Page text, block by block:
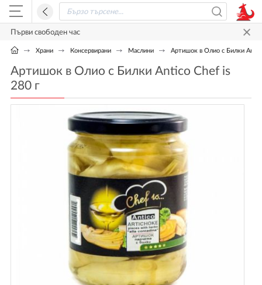
Първи свободен час
Храни Консервирани Маслини Артишок в Олио с Билки
Артишок в Олио с Билки Antico Chef is
280 г